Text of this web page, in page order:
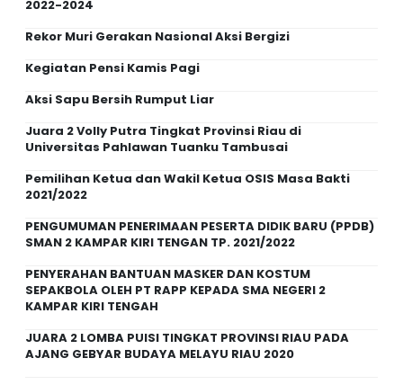
2022-2024
Rekor Muri Gerakan Nasional Aksi Bergizi
Kegiatan Pensi Kamis Pagi
Aksi Sapu Bersih Rumput Liar
Juara 2 Volly Putra Tingkat Provinsi Riau di
Universitas Pahlawan Tuanku Tambusai
Pemilihan Ketua dan Wakil Ketua OSIS Masa Bakti
2021/2022
PENGUMUMAN PENERIMAAN PESERTA DIDIK BARU (PPDB)
SMAN 2 KAMPAR KIRI TENGAN TP. 2021/2022
PENYERAHAN BANTUAN MASKER DAN KOSTUM
SEPAKBOLA OLEH PT RAPP KEPADA SMA NEGERI 2
KAMPAR KIRI TENGAH
JUARA 2 LOMBA PUISI TINGKAT PROVINSI RIAU PADA
AJANG GEBYAR BUDAYA MELAYU RIAU 2020